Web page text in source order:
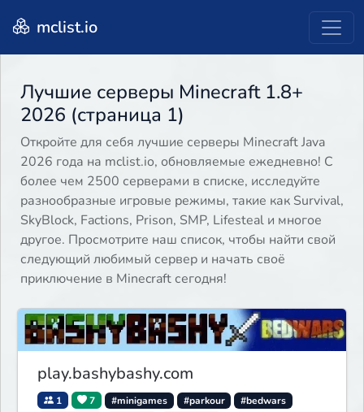
mclist.io
Лучшие серверы Minecraft 1.8+
2026 (страница 1)
Откройте для себя лучшие серверы Minecraft Java
2026 года на mclist.io, обновляемые ежедневно! С
более чем 2500 серверами в списке, исследуйте
разнообразные игровые режимы, такие как Survival,
SkyBlock, Factions, Prison, SMP, Lifesteal и многое
другое. Просмотрите наш список, чтобы найти свой
следующий любимый сервер и начать своё
приключение в Minecraft сегодня!
play.bashybashy.com
1 7 #minigames #parkour
#bedwars